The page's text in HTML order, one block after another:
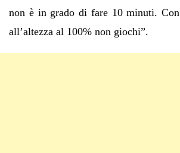
non è in grado di fare 10 minuti.
all’altezza al 100% non giochi”.